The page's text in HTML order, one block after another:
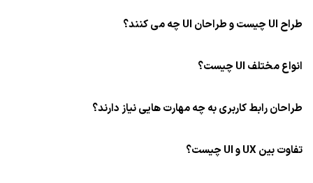
طراح UI چیست و طراحان UI چه می کنند؟
انواع مختلف UI چیست؟
طراحان رابط کاربری به چه مهارت هایی نیاز دارند؟
تفاوت بین UX و UI چیست؟